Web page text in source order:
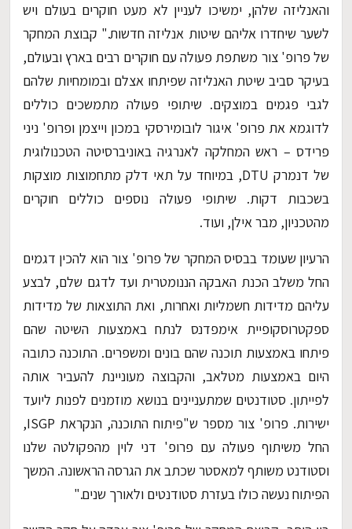
והאנליזה שלהן, ימשיכו לעניין לא מעט חוקרים בעולם ויש
לשער שיחדרו אליהם שיטות אנליזה חדשות." קבוצת המחקר
של פרופ' צור משתפת פעולה עם חוקרים רבים בארץ ובעולם,
בעיקר סביב שיטת האנליזה שפיתחו אצלם ובמומחיות שלהם
לגבי פגמים במוצקים. שיתופי פעולה מתמשכים כוללים
לדוגמא את פרופ' איגור לובומירסקי במכון וייצמן ופרופ' ניני
פרידס – ראש המחלקה לאנרגיה באוניברסיטה הטכנולוגית
של דנמרק DTU, במיוחד על תאי דלק מתחמוצות מוצקות
בשכבות דקות. שיתופי פעולה נוספים כוללים חוקרים
מהטכניון, מבר אילן, ועוד.
הרעיון שעומד בבסיס המחקר של פרופ' צור הוא להכין דגמים
החל משלב הכנת האבקה הננומטרית ועד לדגם שלם, לבצע
עליהם מדידות חשמליות ואחרות, ואת התוצאות של מדידות
ספקטרוסקופיית אימפדנס לנתח באמצעות השיטה שהם
פיתחו באמצעות תוכנה שהם בונים ומשפרים. התוכנה כתובה
היום באמצעות מטלאב, והקבוצה מעוניינת להעביר אותה
לפייתון. סטודנטים שמתעניינים בנושא מוזמנים לפנות ליועד
ישירות. פרופ' צור מספר ש"פיתוח התוכנה, הנקראת ISGP,
החל משיתוף פעולה עם פרופ' דני לוין מהפקולטה שלנו
וסטודנט משותף למאסטר שכתב את הגרסה הראשונה. המשך
הפיתוח נעשה כולו בעזרת סטודנטים ולאורך שנים."